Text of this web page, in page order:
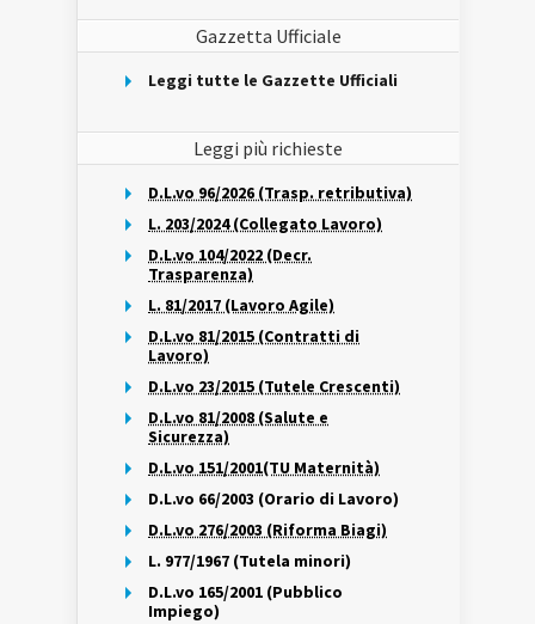
Gazzetta Ufficiale
Leggi tutte le Gazzette Ufficiali
Leggi più richieste
D.L.vo 96/2026 (Trasp. retributiva)
L. 203/2024 (Collegato Lavoro)
D.L.vo 104/2022 (Decr.
Trasparenza)
L. 81/2017 (Lavoro Agile)
D.L.vo 81/2015 (Contratti di
Lavoro)
D.L.vo 23/2015 (Tutele Crescenti)
D.L.vo 81/2008 (Salute e
Sicurezza)
D.L.vo 151/2001(TU Maternità)
D.L.vo 66/2003 (Orario di Lavoro)
D.L.vo 276/2003 (Riforma Biagi)
L. 977/1967 (Tutela minori)
D.L.vo 165/2001 (Pubblico
Impiego)